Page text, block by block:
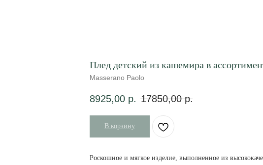
Плед детский из кашемира в
Masserano Paolo
8925,00 р. 17850,00 р.
В корзину
Роскошное и мягкое изделие, выполненное из